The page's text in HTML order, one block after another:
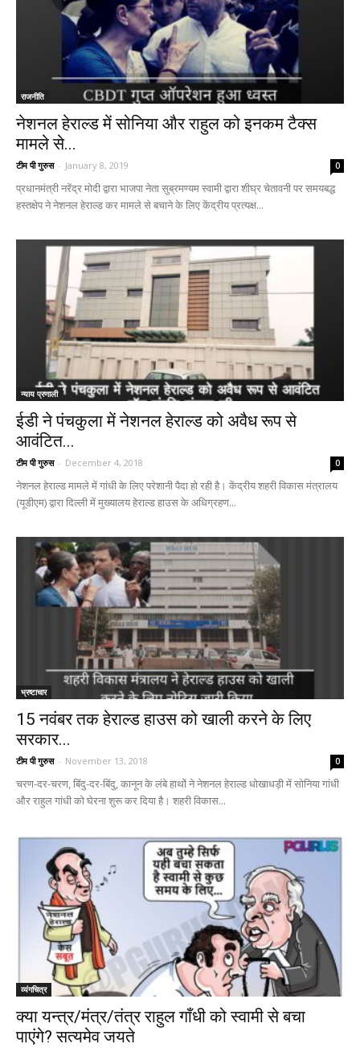
राजनीति
नेशनल हेराल्ड में सोनिया और राहुल को इनकम टैक्स
मामले से...
टीम पी गुरुस - January 8, 2019 0
प्रधानमंत्री नरेंद्र मोदी द्वारा भाजपा नेता सुब्रमण्यम स्वामी द्वारा शीघ्र चेतावनी पर समयबद्ध
हस्तक्षेप ने नेशनल हेराल्ड कर मामले से बचाने के लिए केंद्रीय प्रत्यक्ष...
न्याय प्रणाली
ईडी ने पंचकुला में नेशनल हेराल्ड को अवैध रूप से
आवंटित...
टीम पी गुरुस - December 4, 2018 0
नेशनल हेराल्ड मामले में गांधी के लिए परेशानी पैदा हो रही है। केंद्रीय शहरी विकास मंत्रालय
(यूडीएम) द्वारा दिल्ली में मुख्यालय हेराल्ड हाउस के अधिग्रहण...
भ्रष्टाचार
15 नवंबर तक हेराल्ड हाउस को खाली करने के लिए
सरकार...
टीम पी गुरुस - November 13, 2018 0
चरण-दर-चरण, बिंदु-दर-बिंदु, कानून के लंबे हाथों ने नेशनल हेराल्ड धोखाधड़ी में सोनिया गांधी
और राहुल गांधी को घेरना शुरू कर दिया है। शहरी विकास...
व्यंगचित्र
क्या यन्त्र/मंत्र/तंत्र राहुल गाँधी को स्वामी से बचा
पाएंगे? सत्यमेव जयते